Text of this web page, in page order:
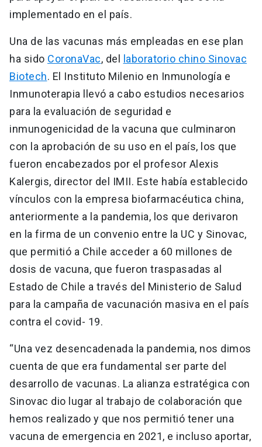
implementado en el país.
Una de las vacunas más empleadas en ese plan
ha sido CoronaVac, del
laboratorio chino Sinovac
Biotech. El Instituto Milenio en Inmunología e
Inmunoterapia llevó a cabo estudios necesarios
para la evaluación de seguridad e
inmunogenicidad de la vacuna que culminaron
con la aprobación de su uso en el país, los que
fueron encabezados por el profesor Alexis
Kalergis, director del IMII. Este había establecido
vínculos con la empresa biofarmacéutica china,
anteriormente a la pandemia, los que derivaron
en la firma de un convenio entre la UC y Sinovac,
que permitió a Chile acceder a 60 millones de
dosis de vacuna, que fueron traspasadas al
Estado de Chile a través del Ministerio de Salud
para la campaña de vacunación masiva en el país
contra el covid- 19.
“Una vez desencadenada la pandemia, nos dimos
cuenta de que era fundamental ser parte del
desarrollo de vacunas. La alianza estratégica con
Sinovac dio lugar al trabajo de colaboración que
hemos realizado y que nos permitió tener una
vacuna de emergencia en 2021, e incluso aportar,